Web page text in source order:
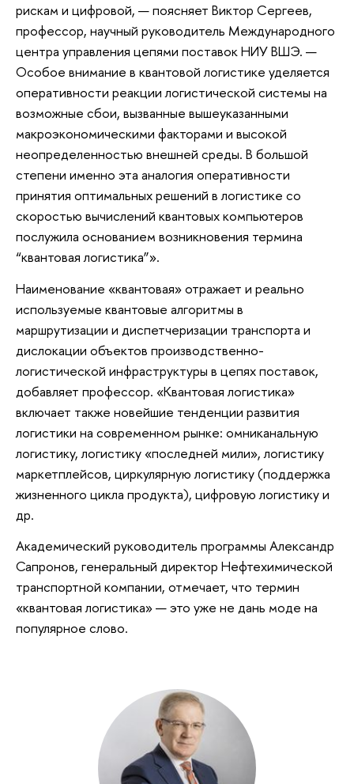
рискам и цифровой, — поясняет Виктор Сергеев,
профессор, научный руководитель Международного
центра управления цепями поставок НИУ ВШЭ. —
Особое внимание в квантовой логистике уделяется
оперативности реакции логистической системы на
возможные сбои, вызванные вышеуказанными
макроэкономическими факторами и высокой
неопределенностью внешней среды. В большой
степени именно эта аналогия оперативности
принятия оптимальных решений в логистике со
скоростью вычислений квантовых компьютеров
послужила основанием возникновения термина
“квантовая логистика”».
Наименование «квантовая» отражает и реально
используемые квантовые алгоритмы в
маршрутизации и диспетчеризации транспорта и
дислокации объектов производственно-
логистической инфраструктуры в цепях поставок,
добавляет профессор. «Квантовая логистика»
включает также новейшие тенденции развития
логистики на современном рынке: омниканальную
логистику, логистику «последней мили», логистику
маркетплейсов, циркулярную логистику (поддержка
жизненного цикла продукта), цифровую логистику и
др.
Академический руководитель программы Александр
Сапронов, генеральный директор Нефтехимической
транспортной компании, отмечает, что термин
«квантовая логистика» — это уже не дань моде на
популярное слово.